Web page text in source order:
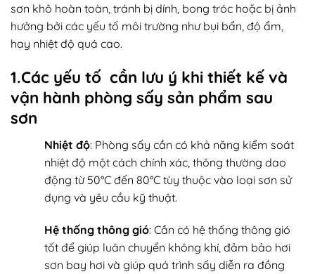
sơn khô hoàn toàn, tránh bị dính, bong tróc hoặc bị ảnh
hưởng bởi các yếu tố môi trường như bụi bẩn, độ ẩm,
hay nhiệt độ quá cao.
1.Các yếu tố cần lưu ý khi thiết kế và
vận hành phòng sấy sản phẩm sau
sơn
Nhiệt độ: Phòng sấy cần có khả năng kiểm soát
nhiệt độ một cách chính xác, thông thường dao
động từ 50°C đến 80°C tùy thuộc vào loại sơn sử
dụng và yêu cầu kỹ thuật.
Hệ thống thông gió: Cần có hệ thống thông gió
tốt để giúp luân chuyển không khí, đảm bảo hơi
sơn bay hơi và giúp quá trình sấy diễn ra đồng